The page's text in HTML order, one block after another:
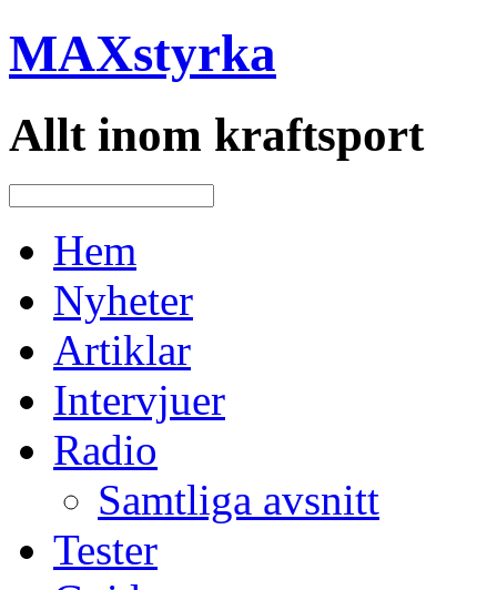
MAXstyrka
Allt inom kraftsport
Hem
Nyheter
Artiklar
Intervjuer
Radio
Samtliga avsnitt
Tester